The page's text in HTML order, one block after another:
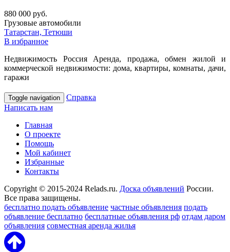
880 000 руб.
Грузовые автомобили
Татарстан, Тетюши
В избранное
Недвижимость Россия Аренда, продажа, обмен жилой и
коммерческой недвижимости: дома, квартиры, комнаты, дачи,
гаражи
Toggle navigation
Справка
Написать нам
Главная
О проекте
Помощь
Мой кабинет
Избранные
Контакты
Copyright © 2015-2024 Relads.ru. Доска объявлений России.
Все права защищены.
бесплатно подать объявление частные объявления подать
объявление бесплатно бесплатные объявления рф отдам даром
объявления совместная аренда жилья